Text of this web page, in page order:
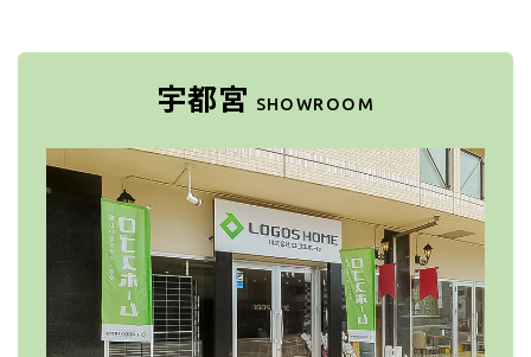
宇都宮 SHOWROOM